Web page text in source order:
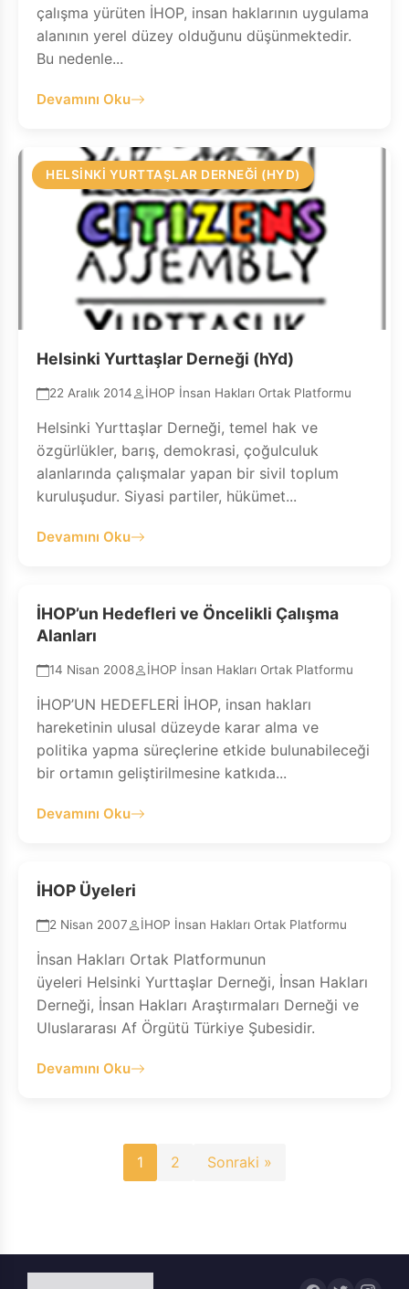
çalışma yürüten İHOP, insan haklarının uygulama
alanının yerel düzey olduğunu düşünmektedir.
Bu nedenle...
Devamını Oku
HELSINKI YURTTAŞLAR DERNEĞI (HYD)
Helsinki Yurttaşlar Derneği (hYd)
22 Aralık 2014 İHOP İnsan Hakları Ortak Platformu
Helsinki Yurttaşlar Derneği, temel hak ve
özgürlükler, barış, demokrasi, çoğulculuk
alanlarında çalışmalar yapan bir sivil toplum
kuruluşudur. Siyasi partiler, hükümet...
Devamını Oku
İHOP’un Hedefleri ve Öncelikli Çalışma
Alanları
14 Nisan 2008 İHOP İnsan Hakları Ortak Platformu
İHOP’UN HEDEFLERİ İHOP, insan hakları
hareketinin ulusal düzeyde karar alma ve
politika yapma süreçlerine etkide bulunabileceği
bir ortamın geliştirilmesine katkıda...
Devamını Oku
İHOP Üyeleri
2 Nisan 2007 İHOP İnsan Hakları Ortak Platformu
İnsan Hakları Ortak Platformunun
üyeleri Helsinki Yurttaşlar Derneği, İnsan Hakları
Derneği, İnsan Hakları Araştırmaları Derneği ve
Uluslararası Af Örgütü Türkiye Şubesidir.
Devamını Oku
Yazı
1 2 Sonraki »